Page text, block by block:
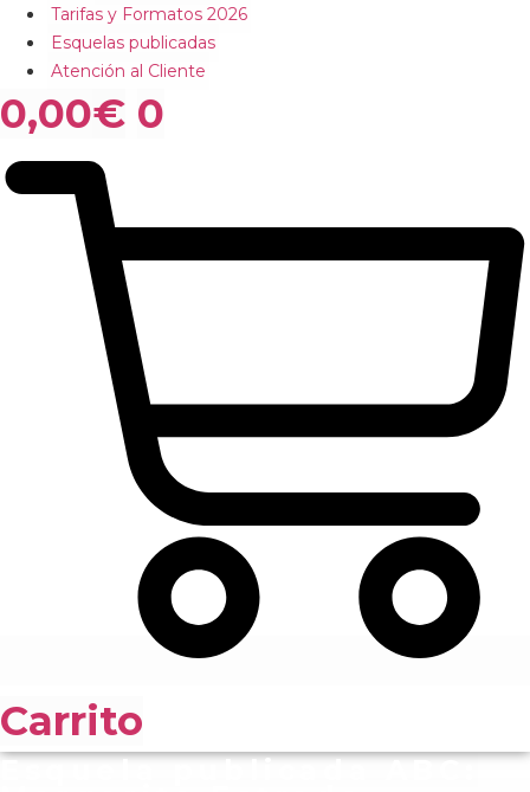
Tarifas y Formatos 2026
Esquelas publicadas
Atención al Cliente
0,00€ 0
Carrito